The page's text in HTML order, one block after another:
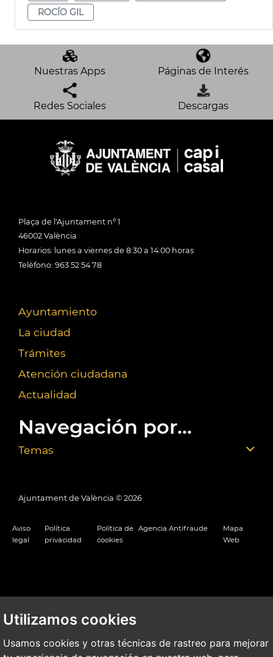
Utilizamos cookies
Usamos cookies y otras técnicas de rastreo para mejorar
ROCÍO GIL
Nuestras Apps Páginas de Interés
Redes Sociales Descargas
Plaça de l'Ajuntament nº 1
46002 València
Horarios: lunes a viernes de 8:30 a 14:00 horas
Teléfono: 963 52 54 78
Ayuntamiento
La ciudad
Trámites
Atención ciudadana
Actualidad
Navegación por...
Temas
Ajuntament de València © 2026
Aviso
legal
Política
privacidad
Política de
cookies
Agencia Antifraude
Mapa
Web